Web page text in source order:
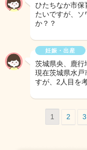
ひたちなか市保
たいですが、
か？？
妊娠・出産
茨城県央、鹿
現在茨城県水戸
すが、2人目を
1 2 3